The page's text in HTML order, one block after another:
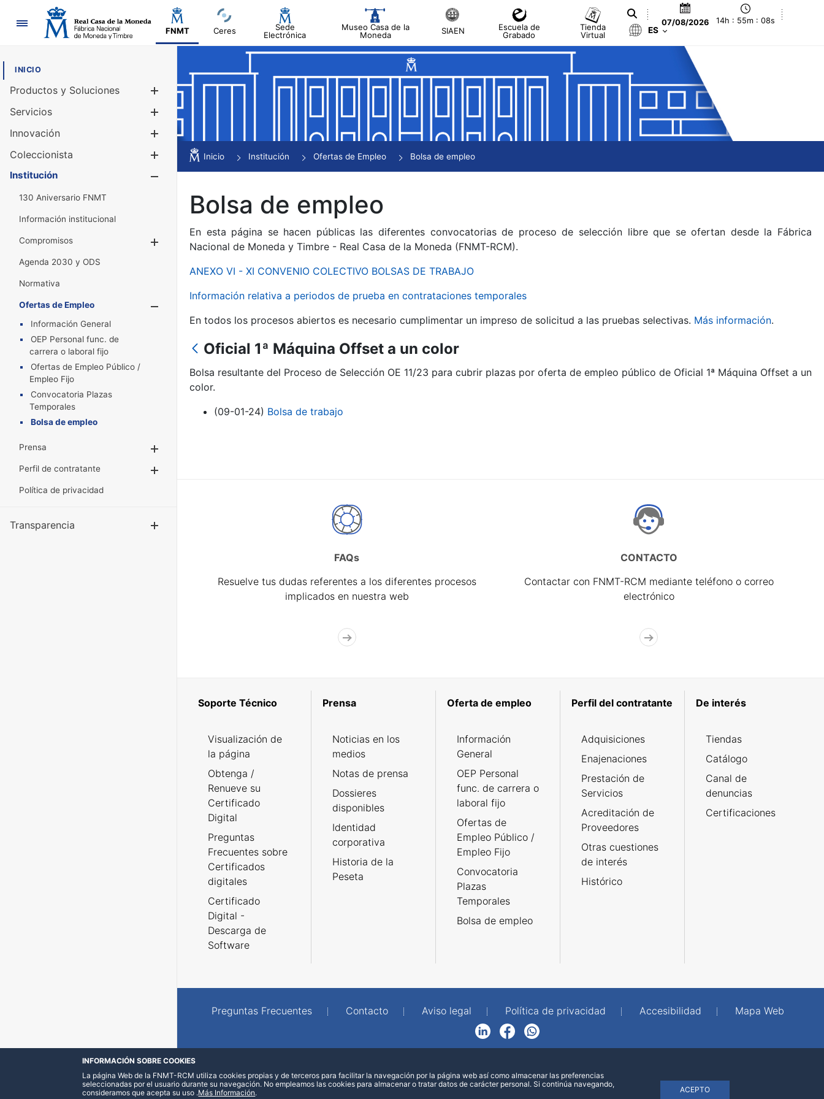
Navegación
FNMT Ceres
Sede
Electrónica
Museo Casa de la
Moneda
SIAEN
Escuela de
Grabado
Tienda
Virtual
07/08/2026 14h : 55m : 08s
ES
INICIO
Productos y Soluciones
Mostrar/Ocultar
Servicios
Innovación
Coleccionista
Mostrar/Ocultar
Institución
130 Aniversario FNMT
Información institucional
Compromisos
Mostrar/Ocultar
Agenda 2030 y ODS
Normativa
Ofertas de Empleo
Información General
OEP Personal func. de
carrera o laboral fijo
Ofertas de Empleo Público /
Empleo Fijo
Convocatoria Plazas
Temporales
Bolsa de empleo
Prensa
Perfil de contratante
Política de privacidad
Transparencia
Inicio Institución Ofertas de Empleo Bolsa de empleo
Bolsa de empleo
En esta página se hacen públicas las diferentes convocatorias de proceso de selección libre que se ofertan desde la Fábrica
Nacional de Moneda y Timbre - Real Casa de la Moneda (FNMT-RCM).
ANEXO VI - XI CONVENIO COLECTIVO BOLSAS DE TRABAJO
Información relativa a periodos de prueba en contrataciones temporales
En todos los procesos abiertos es necesario cumplimentar un impreso de solicitud a las pruebas selectivas. Más información.
Oficial 1ª Máquina Offset a un color
Bolsa resultante del Proceso de Selección OE 11/23 para cubrir plazas por oferta de empleo público de Oficial 1ª Máquina Offset a un
color.
(09-01-24) Bolsa de trabajo
FAQs
Resuelve tus dudas referentes a los diferentes procesos
implicados en nuestra web
CONTACTO
Contactar con FNMT-RCM mediante teléfono o correo
electrónico
Soporte Técnico
Visualización de
la página
Obtenga /
Renueve su
Certificado
Digital
Preguntas
Frecuentes sobre
Certificados
digitales
Certificado
Digital -
Descarga de
Software
Prensa
Noticias en los
medios
Notas de prensa
Dossieres
disponibles
Identidad
corporativa
Historia de la
Peseta
Oferta de empleo
Información
General
OEP Personal
func. de carrera o
laboral fijo
Ofertas de
Empleo Público /
Empleo Fijo
Convocatoria
Plazas
Temporales
Bolsa de empleo
Perfil del contratante
Adquisiciones
Enajenaciones
Prestación de
Servicios
Acreditación de
Proveedores
Otras cuestiones
de interés
Histórico
De interés
Tiendas
Catálogo
Canal de
denuncias
Certificaciones
Preguntas Frecuentes Contacto Aviso legal Política de privacidad Accesibilidad
Mapa Web
FacebookWhatsApp
INFORMACIÓN SOBRE COOKIES
La página Web de la FNMT-RCM utiliza cookies propias y de terceros para facilitar la navegación por la página web así como almacenar las preferencias
seleccionadas por el usuario durante su navegación. No empleamos las cookies para almacenar o tratar datos de carácter personal. Si continúa navegando,
consideramos que acepta su uso
ACEPTO
.Más Información.